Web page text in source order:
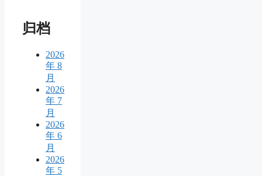
归档
2026
年 8
月
2026
年 7
月
2026
年 6
月
2026
年 5